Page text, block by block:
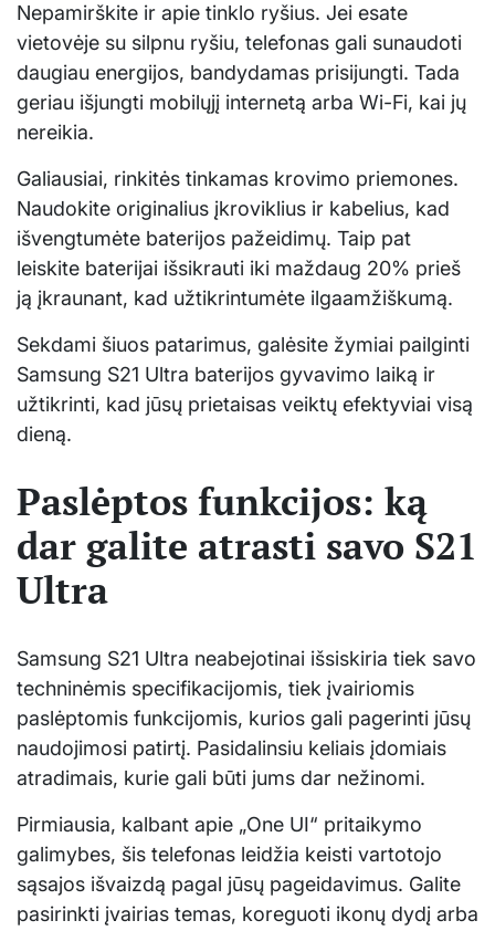
Nepamirškite ir apie tinklo ryšius. Jei esate
vietovėje su silpnu ryšiu, telefonas gali sunaudoti
daugiau energijos, bandydamas prisijungti. Tada
geriau išjungti mobilųjį internetą arba Wi-Fi, kai jų
nereikia.
Galiausiai, rinkitės tinkamas krovimo priemones.
Naudokite originalius įkroviklius ir kabelius, kad
išvengtumėte baterijos pažeidimų. Taip pat
leiskite baterijai išsikrauti iki maždaug 20% prieš
ją įkraunant, kad užtikrintumėte ilgaamžiškumą.
Sekdami šiuos patarimus, galėsite žymiai pailginti
Samsung S21 Ultra baterijos gyvavimo laiką ir
užtikrinti, kad jūsų prietaisas veiktų efektyviai visą
dieną.
Paslėptos funkcijos: ką
dar galite atrasti savo S21
Ultra
Samsung S21 Ultra neabejotinai išsiskiria tiek savo
techninėmis specifikacijomis, tiek įvairiomis
paslėptomis funkcijomis, kurios gali pagerinti jūsų
naudojimosi patirtį. Pasidalinsiu keliais įdomiais
atradimais, kurie gali būti jums dar nežinomi.
Pirmiausia, kalbant apie „One UI“ pritaikymo
galimybes, šis telefonas leidžia keisti vartotojo
sąsajos išvaizdą pagal jūsų pageidavimus. Galite
pasirinkti įvairias temas, koreguoti ikonų dydį arba